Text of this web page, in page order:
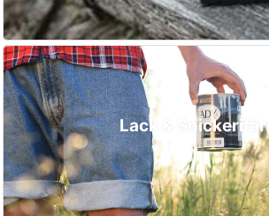
Lack & Snickerifärg